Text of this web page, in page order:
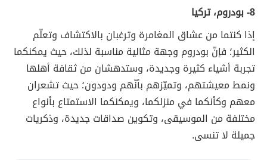
8- بودروم، تركيا
إذا كنتما من عشاق المغامرة وترغبان بالاكتشاف وتعلّم
الكثير؛ فإنّ بودروم وجهة مثالية مناسبة لذلك، حيث يمكنكما
تجربة أشياء كثيرة وجديدة، وستدهشان من ثقافة أهلها
ونمط معيشتهم، وتميّزهم بأنّهم ودودون؛ حيث تشعران
معهم وكأنكما في منزلكما، ويمكنكما الاستمتاع بأنواع
مختلفة من الموسيقى، وتكوين صداقات جديدة، وذكريات
جميلة لا تنسى.